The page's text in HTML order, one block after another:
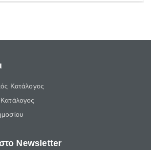
Κατάλογος
Newsletter